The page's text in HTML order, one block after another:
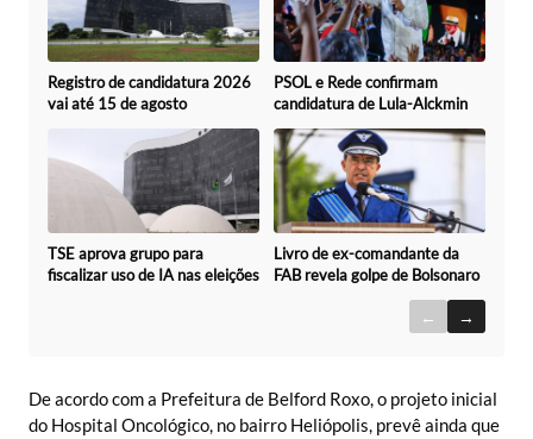
Registro de candidatura 2026
vai até 15 de agosto
PSOL e Rede confirmam
candidatura de Lula-Alckmin
TSE aprova grupo para
fiscalizar uso de IA nas eleições
Livro de ex-comandante da
FAB revela golpe de Bolsonaro
← →
De acordo com a Prefeitura de Belford Roxo, o projeto inicial
do Hospital Oncológico, no bairro Heliópolis, prevê ainda que